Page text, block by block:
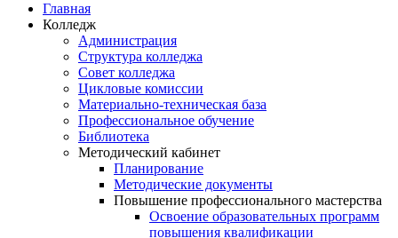
Главная
Колледж
Администрация
Структура колледжа
Совет колледжа
Цикловые комиссии
Материально-техническая база
Профессиональное обучение
Библиотека
Методический кабинет
Планирование
Методические документы
Повышение профессионального мастерства
Освоение образовательных программ
повышения квалификации